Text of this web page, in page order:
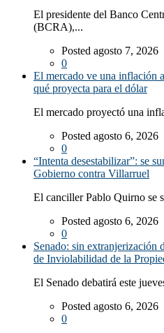
El presidente del Banco
(BCRA),...
Posted agosto 7, 2026
0
El mercado ve una inflación
qué proyecta para el dólar
El mercado proyectó una
Posted agosto 6, 2026
0
“Intenta desestabilizar”: se
Gobierno contra Villarruel
El canciller Pablo Quirno se
Posted agosto 6, 2026
0
Senado: sin extranjerización
de Inviolabilidad de la
El Senado debatirá este
Posted agosto 6, 2026
0